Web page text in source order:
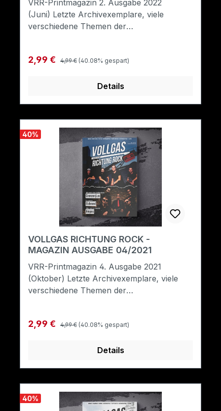
VRR-Printmagazin 2. Ausgabe 2022
(Juni) Letzte Archivexemplare, viele
verschiedene Themen der
Verkaufspreis:
2,99 € Regulärer Preis:
4,99 € (40.08% gespart)
Details
40%
VOLLGAS RICHTUNG ROCK -
MAGAZIN AUSGABE 04/2021
VRR-Printmagazin 4. Ausgabe 2021
(Oktober) Letzte Archivexemplare, viele
verschiedene Themen der
Verkaufspreis:
2,99 € Regulärer Preis:
4,99 € (40.08% gespart)
Details
40%